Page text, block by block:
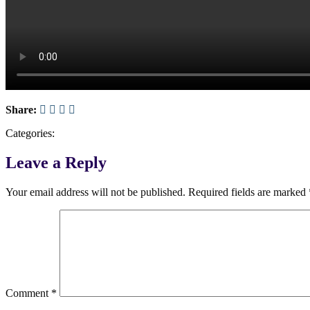
Share:
Categories:
Leave a Reply
Your email address will not be published. Required fields are marked
Comment *